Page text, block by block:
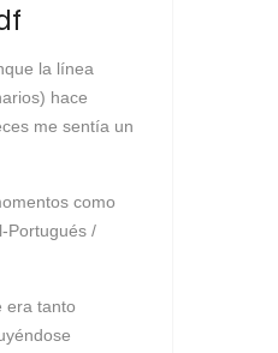
la línea
hace
me sentía un
como
Portugués /
era tanto